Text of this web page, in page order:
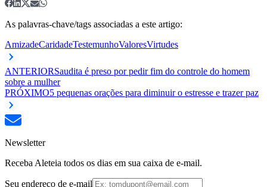
As palavras-chave/tags associadas a este artigo:
AmizadeCaridadeTestemunhoValoresVirtudes
ANTERIORSaudita é preso por pedir fim do controle do homem
sobre a mulher
PRÓXIMO5 pequenas orações para diminuir o estresse e trazer paz
Newsletter
Receba Aleteia todos os dias em sua caixa de e-mail.
Seu endereço de e-mail